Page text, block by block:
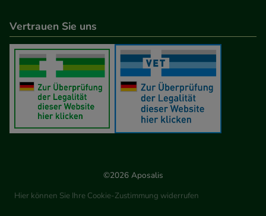
Vertrauen Sie uns
©2026 Aposalis
Hier können Sie Ihre Cookie-Zustimmung widerrufen